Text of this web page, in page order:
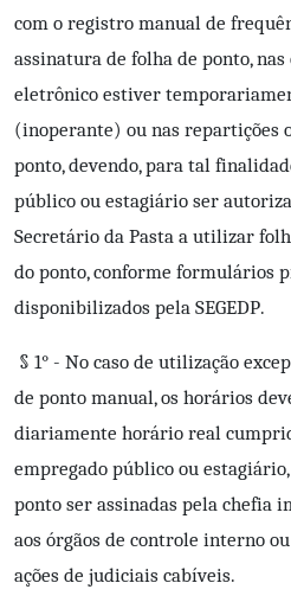
com o registro manual de
assinatura de folha de ponto,
eletrônico estiver
(inoperante) ou nas repartições
ponto, devendo, para tal
público ou estagiário ser
Secretário da Pasta a utilizar
do ponto, conforme formulários
disponibilizados pela SEGEDР.
§ 1° - No caso de utilização
de ponto manual, os horários
diariamente horário real
empregado público ou
ponto ser assinadas pela chefia
aos órgãos de controle interno
ações de judiciais cabíveis.